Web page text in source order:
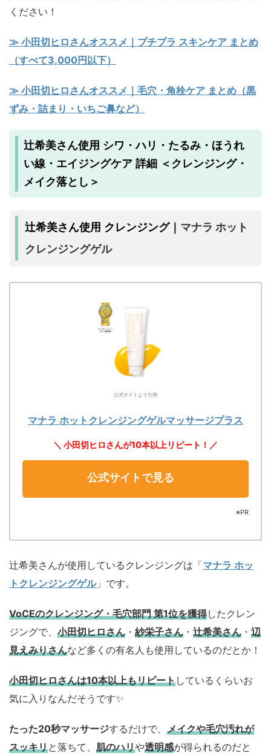
ください！
≫ 小田切ヒロさんオススメ｜プチプラ スキンケア まとめ
（すべて3,000円以下）
≫ 小田切ヒロさんオススメ｜毛穴・角栓ケア まとめ（黒
ずみ・詰まり・いちご鼻など）
辻希美さん使用 シワ・ハリ・たるみ・ほうれ
い線・エイジングケア 詳細 ＜クレンジング・
メイク落とし＞
辻希美さん使用 クレンジング｜ マナラ ホット
クレンジングゲル
公式サイトより引用
マナラ ホットクレンジングゲルマッサージプラス
＼ 小田切ヒロさんが10本以上リピート！／
公式サイトで見る
※PR
辻希美さんが使用しているクレンジングは「マナラ ホッ
トクレンジングゲル」です。
VoCEのクレンジング・毛穴部門 第1位を獲得したクレン
ジングで、 小田切ヒロさん ・ 紗栄子さん ・ 辻希美さん ・ 辺
見えみりさんなど多くの有名人も使用しているのだとか！
小田切ヒロさんは10本以上もリピートしているくらいお
気に入りなんだそうです✨
たった20秒マッサージするだけで、 メイクや毛穴汚れが
スッキリと落ちて、 肌のハリや透明感が得られるのだと